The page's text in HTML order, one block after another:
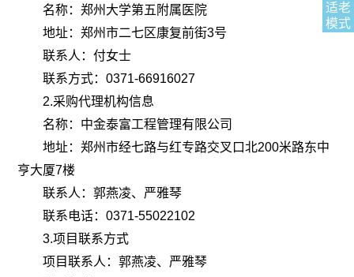
适老
模式
名称：郑州大学第五附属医院
地址：郑州市二七区康复前街3号
联系人：付女士
联系方式：0371-66916027
2.采购代理机构信息
名称：中金泰富工程管理有限公司
地址：郑州市经七路与红专路交叉口北200米路东中
亨大厦7楼
联系人：郭燕凌、严雅琴
联系电话：0371-55022102
3.项目联系方式
项目联系人：郭燕凌、严雅琴